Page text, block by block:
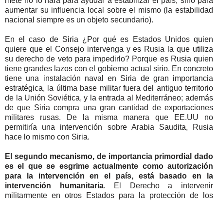
aumentar su influencia local sobre el mismo (la estabilidad
nacional siempre es un objeto secundario).
En el caso de Siria ¿Por qué es Estados Unidos quien
quiere que el Consejo intervenga y es Rusia la que utiliza
su derecho de veto para impedirlo? Porque es Rusia quien
tiene grandes lazos con el gobierno actual sirio. En concreto
tiene una instalación naval en Siria de gran importancia
estratégica, la última base militar fuera del antiguo territorio
de la Unión Soviética, y la entrada al Mediterráneo; además
de que Siria compra una gran cantidad de exportaciones
militares rusas. De la misma manera que EE.UU no
permitiría una intervención sobre Arabia Saudita, Rusia
hace lo mismo con Siria.
El segundo mecanismo, de importancia primordial dado
es el que se esgrime actualmente como autorización
para la intervención en el país, está basado en la
intervención humanitaria. El Derecho a intervenir
militarmente en otros Estados para la protección de los